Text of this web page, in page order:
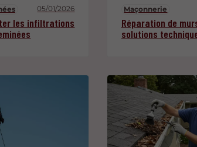
05/01/2026
les infiltrations
Maçonnerie
Réparation de
solutions